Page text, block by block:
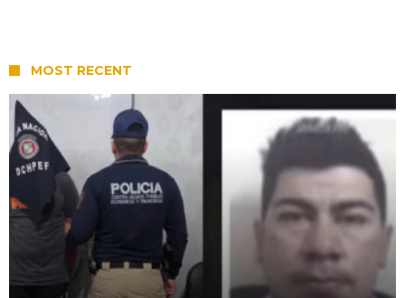
MOST RECENT